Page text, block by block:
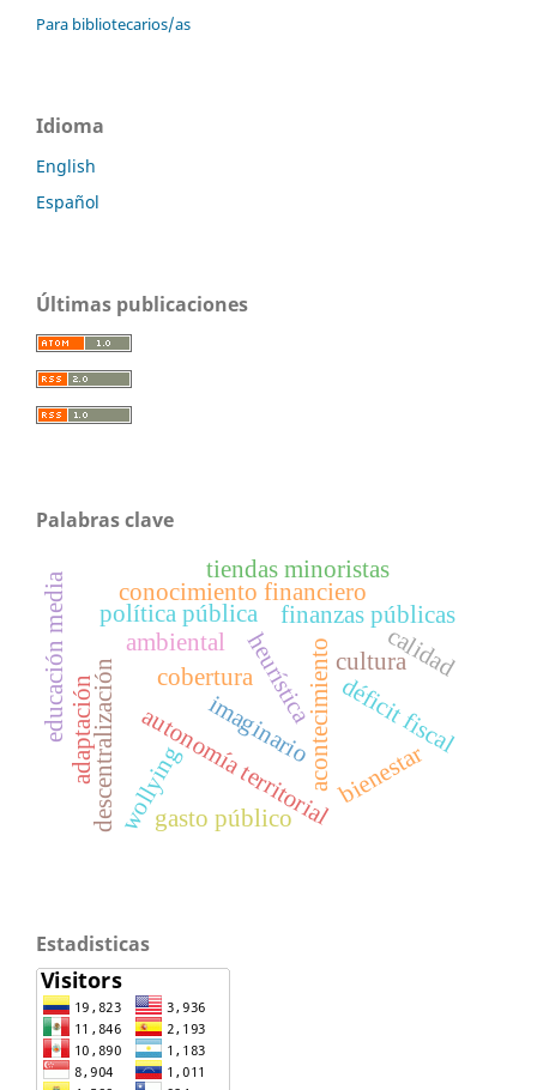
Para bibliotecarios/as
Idioma
English
Español
Últimas publicaciones
Palabras clave
cultura
imaginarioacontecimiento
heurística
ambiental
descentralización autonomía territorialdéficit fiscal
gasto público
finanzas públicas
política pública
calidad
cobertura
bienestar
adaptación
wollying
conocimiento financiero
educación media
tiendas minoristas
Estadisticas